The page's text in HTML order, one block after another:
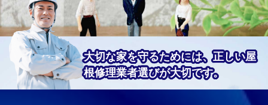
大切な家を守るためには、正しい屋
根修理業者選びが大切です。